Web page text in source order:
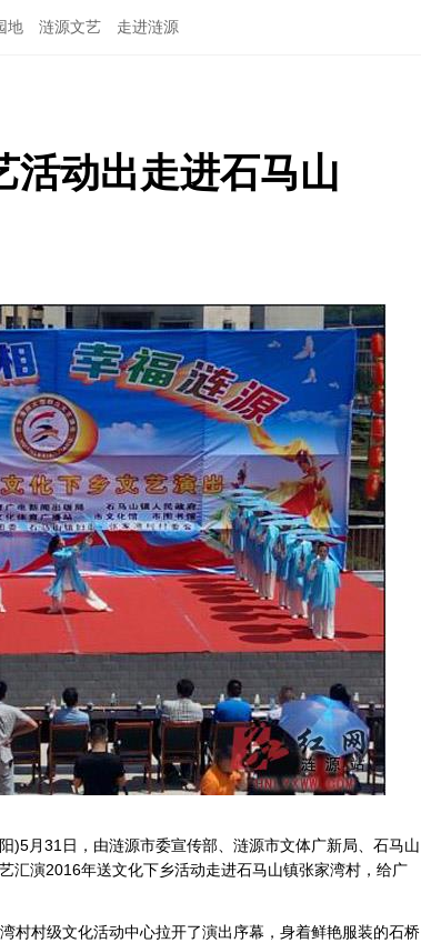
地 涟源文艺 走进涟源
活动出走进石马山
月31日，由涟源市委宣传部、涟源市文体广新局、石马山
汇演2016年送文化下乡活动走进石马山镇张家湾村，给广
村级文化活动中心拉开了演出序幕，身着鲜艳服装的石桥